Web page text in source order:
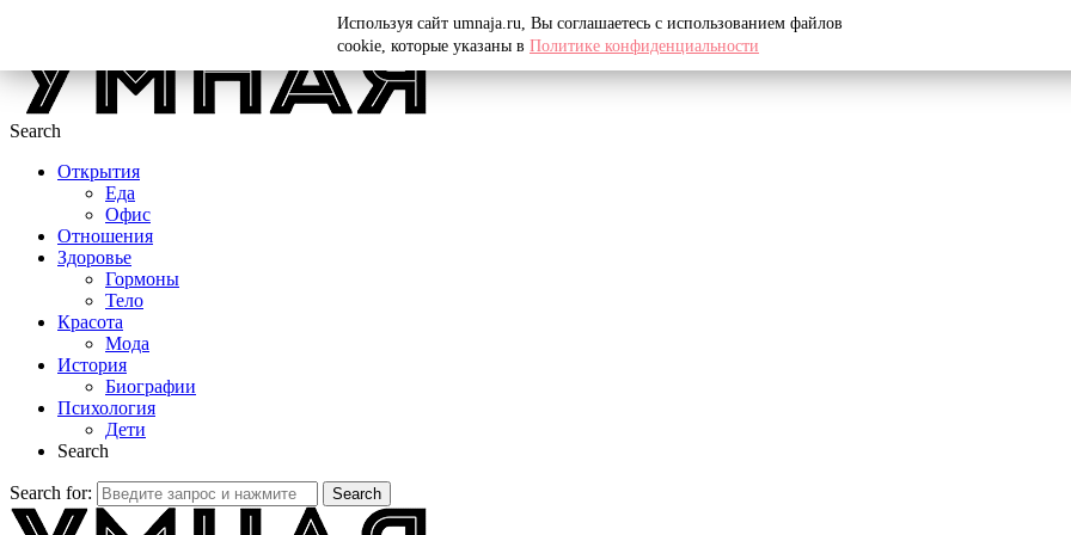
Search
Открытия
Еда
Офис
Отношения
Здоровье
Гормоны
Тело
Красота
Мода
История
Биографии
Психология
Дети
Search
Search for: Search
Используя сайт umnaja.ru, Вы соглашаетесь с использованием файлов
cookie, которые указаны в Политике конфиденциальности